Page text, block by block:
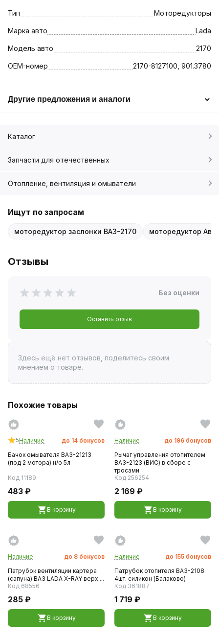
Тип Моторедукторы
Марка авто Lada
Модель авто 2170
OEM-номер 2170-8127100, 901.3780
Другие предложения и аналоги
Каталог
Запчасти для отечественных
Отопление, вентиляция и омыватели
Ищут по запросам
моторедуктор заслонки ВАЗ-2170 моторедуктор
Отзывы
Без оценки
Оставить отзыв
Здесь ещё нет отзывов, поделитесь своим
мнением о товаре.
Похожие товары
5Наличие до 14 бонусов
Бачок омывателя ВАЗ-21213
(под 2 мотора) н/о 5л
Код 11189
483 ₽
В корзину
Наличие до 196 бонусов
Рычаг управления отопителем
ВАЗ-2123 (ВИС) в сборе с
тросами
Код 256254
2 169 ₽
В корзину
Наличие до 8 бонусов
Патрубок вентиляции картера
(сапуна) ВАЗ LADA X-RAY верх....
Код 68556
285 ₽
В корзину
Наличие до 155 бонусов
Патрубок отопителя ВАЗ-2108
4шт. силикон (Балаково)
Код 361887
1 719 ₽
В корзину